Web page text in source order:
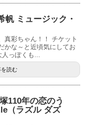
帆 ミュージック・
真彩ちゃん！！ チケット
かな～と近頃気にしてお
っぽくも...
読む
110年の恋のう
（ラズル ダズ